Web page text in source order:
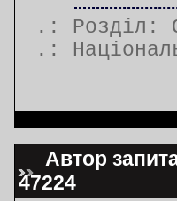
.: Розділ:
.:
Автор
47224